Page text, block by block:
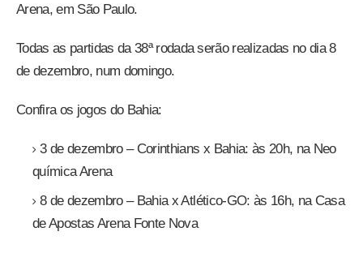
Arena, em São Paulo.
Todas as partidas da 38ª rodada serão realizadas no dia 8
de dezembro, num domingo.
Confira os jogos do Bahia:
3 de dezembro – Corinthians x Bahia: às 20h, na Neo
química Arena
8 de dezembro – Bahia x Atlético-GO: às 16h, na Casa
de Apostas Arena Fonte Nova